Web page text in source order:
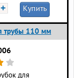
+ Купить
трубы 110 мм
для